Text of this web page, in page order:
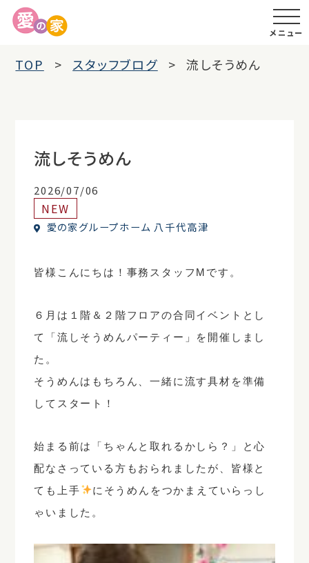
メニュー
TOP スタッフブログ 流しそうめん
流しそうめん
2026/07/06
NEW
愛の家グループホーム 八千代高津
皆様こんにちは！事務スタッフMです。
６月は１階＆２階フロアの合同イベントとし
て「流しそうめんパーティー」を開催しまし
た。
そうめんはもちろん、一緒に流す具材を準備
してスタート！
始まる前は「ちゃんと取れるかしら？」と心
配なさっている方もおられましたが、皆様と
ても上手
にそうめんをつかまえていらっし
ゃいました。